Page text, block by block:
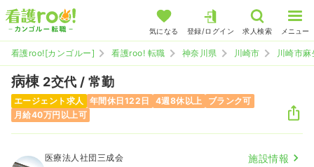
気になる 登録/ログイン 求人検索 メニュー
看護roo![カンゴルー] 看護roo! 転職 神奈川県 川崎市 川崎市
病棟 2交代 / 常勤
エージェント求人 年間休日122日 4週8休以上
ブランク可
月給40万円以上可
医療法人社団三成会 施設情報